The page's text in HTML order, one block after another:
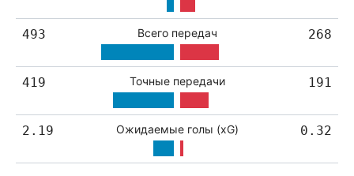
493 Всего передач 268
419 Точные передачи 191
2.19 Ожидаемые голы (xG) 0.32